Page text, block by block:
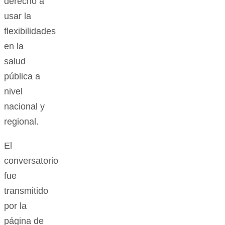
usar la
flexibilidades
en la
salud
pública a
nivel
nacional y
regional.
El
conversatorio
fue
transmitido
por la
página de